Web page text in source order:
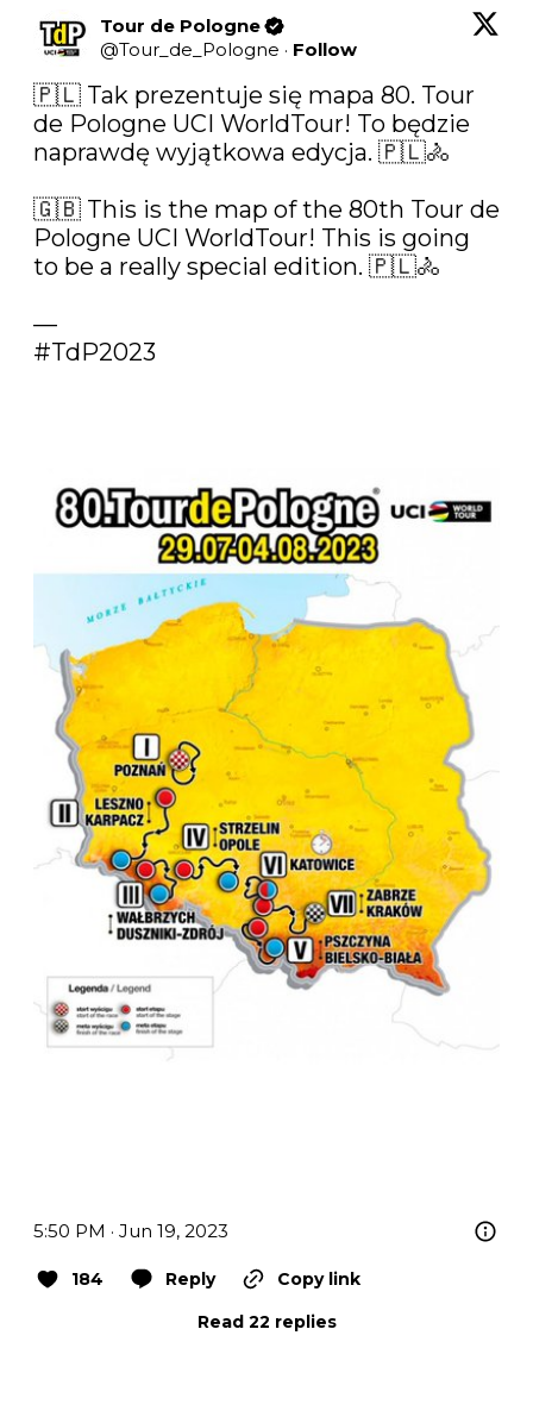
Tour de Pologne
@Tour_de_Pologne · Follow
🇵🇱 Tak prezentuje się mapa 80. Tour
de Pologne UCI WorldTour! To będzie
naprawdę wyjątkowa edycja. 🇵🇱🚴
🇬🇧 This is the map of the 80th Tour de
Pologne UCI WorldTour! This is going
to be a really special edition. 🇵🇱🚴
#TdP2023
5:50 PM · Jun 19, 2023
184 Reply
Copy link
Read 22 replies